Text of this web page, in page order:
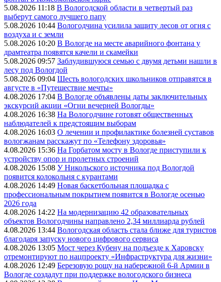
5.08.2026 11:18 В Вологодской области в четвертый раз
выберут самого лучшего папу
5.08.2026 10:44 Вологодчина усилила защиту лесов от огня с
воздуха и с земли
5.08.2026 10:20 В Вологде на месте аварийного фонтана у
драмтеатра появятся качели и скамейки
5.08.2026 09:57 Заблудившуюся семью с двумя детьми нашли в
лесу под Вологдой
5.08.2026 09:04 Шесть вологодских школьников отправятся в
августе в «Путешествие мечты»
4.08.2026 17:04 В Вологде объявлены даты заключительных
экскурсий акции «Огни вечерней Вологды»
4.08.2026 16:38 На Вологодчине готовят общественных
наблюдателей к предстоящим выборам
4.08.2026 16:03 О лечении и профилактике болезней суставов
вологжанам расскажут по «Телефону здоровья»
4.08.2026 15:36 На Горбатом мосту в Вологде приступили к
устройству опор и пролетных строений
4.08.2026 15:08 У Никольского источника под Вологдой
появится колокольня с курантами
4.08.2026 14:49 Новая баскетбольная площадка с
профессиональным покрытием появится в Вологде осенью
2026 года
4.08.2026 14:22 На модернизацию 42 образовательных
объектов Вологодчины направлено 2,34 миллиарда рублей
4.08.2026 13:44 Вологодская область стала ближе для туристов
благодаря запуску нового цифрового сервиса
4.08.2026 13:05 Мост через Кубену на подъезде к Харовску
отремонтируют по нацпроекту «Инфраструктура для жизни»
4.08.2026 12:49 Березовую рощу на набережной 6-й Армии в
Вологде создадут при поддержке вологодского бизнеса